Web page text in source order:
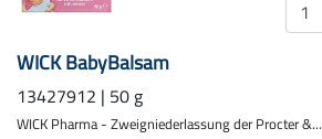
WICK BabyBalsam
13427912 | 50 g
WICK Pharma - Zweigniederlassung der Procter &...